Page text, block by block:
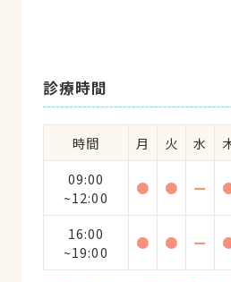
診療時間
時間 月 火 水
09:00
~12:00
● ● ー
16:00
~19:00
● ● ー